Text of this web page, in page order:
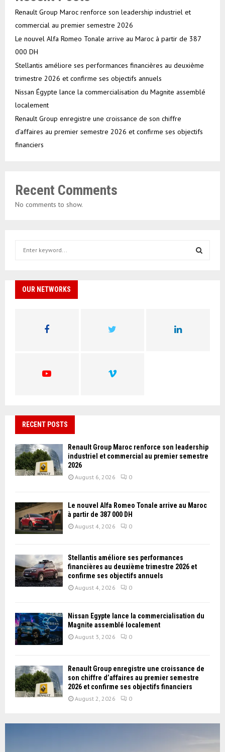
Renault Group Maroc renforce son leadership industriel et
commercial au premier semestre 2026
Le nouvel Alfa Romeo Tonale arrive au Maroc à partir de 387
000 DH
Stellantis améliore ses performances financières au deuxième
trimestre 2026 et confirme ses objectifs annuels
Nissan Égypte lance la commercialisation du Magnite assemblé
localement
Renault Group enregistre une croissance de son chiffre
d’affaires au premier semestre 2026 et confirme ses objectifs
financiers
Recent Comments
No comments to show.
h
OUR NETWORKS
RECENT POSTS
Renault Group Maroc renforce son leadership
industriel et commercial au premier semestre
2026
August 6, 2026 0
Le nouvel Alfa Romeo Tonale arrive au Maroc
à partir de 387 000 DH
August 4, 2026 0
Stellantis améliore ses performances
financières au deuxième trimestre 2026 et
confirme ses objectifs annuels
August 4, 2026 0
Nissan Égypte lance la commercialisation du
Magnite assemblé localement
August 3, 2026 0
Renault Group enregistre une croissance de
son chiffre d’affaires au premier semestre
2026 et confirme ses objectifs financiers
August 2, 2026 0